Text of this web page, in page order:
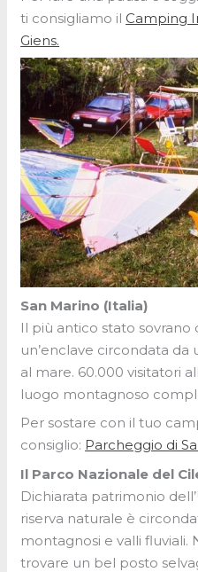
ti consigliamo il Camping
Giens.
San Marino (Italia)
Il più antico stato sovrano
un’enclave circondata da
al mare. 60.000 visitatori
luogo montagnoso
Per sostare con il tuo
consiglio: Parcheggio di
Il Parco Nazionale del
Dichiarata patrimonio
riserva naturale è
montagnosi e valli
trovare un bel posto